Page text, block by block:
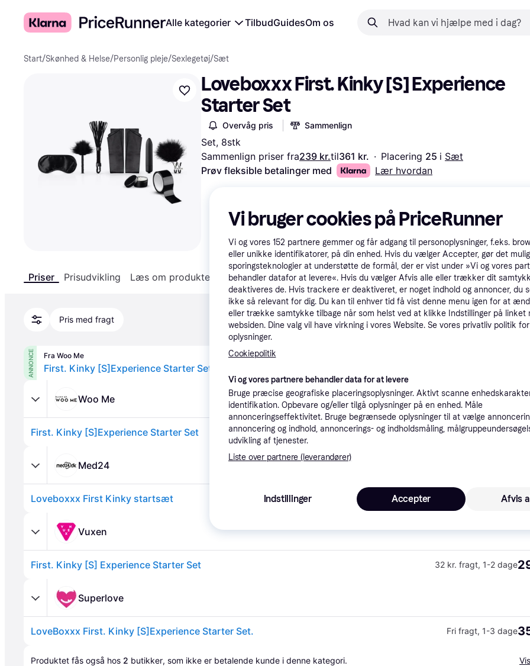
Alle kategorier TilbudGuidesOm os
Start/Skønhed & Helse/Personlig pleje/Sexlegetøj/Sæt
Loveboxxx First. Kinky [S] Experience
Starter Set
Overvåg pris Sammenlign
Set, 8stk
Sammenlign priser fra239 kr.til361 kr. · Placering 25 i Sæt
Prøv fleksible betalinger med
Lær hvordan
Priser Prisudvikling Læs om produktet Specifikationer
Pris med fragt
ANNONCE Fra Woo Me
First. Kinky [S]Experience Starter Set
Woo Me
First. Kinky [S]Experience Starter Set Laveste pris·19 kr. fragt,1-2 dage
Med24
Loveboxxx First Kinky startsæt 29 kr. fragt 1-3 dage
Vuxen
First. Kinky [S] Experience Starter Set 32 kr. fragt, 1-2 dage
Superlove
LoveBoxxx First. Kinky [S]Experience Starter Set. Fri fragt, 1-3 dage
Produktet fås også hos 2 butikker, som ikke er betalende kunde i denne kategori.
Vi bruger cookies på PriceRunner
Vi og vores 152 partnere gemmer og får adgang til personoplysninger, f.eks.
eller unikke identifikatorer, på din enhed. Hvis du vælger Accepter, gør det
sporingsteknologier at understøtte de formål, der er vist under »Vi og vores
behandler datafor at levere«. Hvis du vælger Afvis alle eller trækker dit
deaktiveres de. Hvis trackere er deaktiveret, er noget indhold og annoncer, du
ikke så relevant for dig. Du kan til enhver tid få vist denne menu igen for at
eller trække samtykke tilbage når som helst ved at klikke Indstillinger på linket
websiden. Dine valg vil have virkning i vores Website. Se vores privatliv politik
oplysninger.
Cookiepolitik
Vi og vores partnere behandler data for at levere
Bruge præcise geografiske placeringsoplysninger. Aktivt scanne
identifikation. Opbevare og/eller tilgå oplysninger på en enhed. Måle
annonceringseffektivitet. Bruge begrænsede oplysninger til at vælge
annoncering og indhold, annoncerings- og indholdsmåling,
udvikling af tjenester.
Liste over partnere (leverandører)
Indstillinger Afvis
Accepter